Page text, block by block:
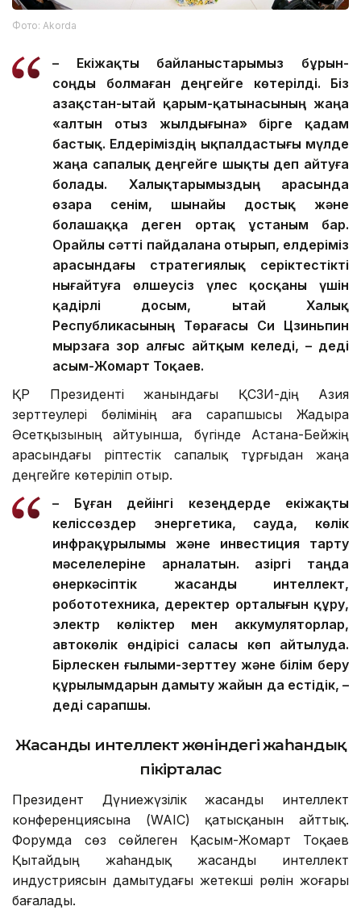
Фото: Аkorda
– Екіжақты байланыстарымыз бұрын-
соңды болмаған деңгейге көтерілді. Біз
Қазақстан-Қытай қарым-қатынасының жаңа
«алтын отыз жылдығына» бірге қадам
бастық. Елдеріміздің ықпалдастығы мүлде
жаңа сапалық деңгейге шықты деп айтуға
болады. Халықтарымыздың арасында
өзара сенім, шынайы достық және
болашаққа деген ортақ ұстаным бар.
Орайлы сәтті пайдалана отырып, елдеріміз
арасындағы стратегиялық серіктестікті
нығайтуға өлшеусіз үлес қосқаны үшін
қадірлі досым, Қытай Халық
Республикасының Төрағасы Си Цзиньпин
мырзаға зор алғыс айтқым келеді, – деді
Қасым-Жомарт Тоқаев.
ҚР Президенті жанындағы ҚСЗИ-дің Азия
зерттеулері бөлімінің аға сарапшысы Жадыра
Әсетқызының айтуынша, бүгінде Астана-Бейжің
арасындағы әріптестік сапалық тұрғыдан жаңа
деңгейге көтеріліп отыр.
– Бұған дейінгі кезеңдерде екіжақты
келіссөздер энергетика, сауда, көлік
инфрақұрылымы және инвестиция тарту
мәселелеріне арналатын. Қазіргі таңда
өнеркәсіптік жасанды интеллект,
робототехника, деректер орталығын құру,
электр көліктер мен аккумуляторлар,
автокөлік өндірісі саласы көп айтылуда.
Бірлескен ғылыми-зерттеу және білім беру
құрылымдарын дамыту жайын да естідік, –
деді сарапшы.
Жасанды интеллект жөніндегі жаһандық
пікірталас
Президент Дүниежүзілік жасанды интеллект
конференциясына (WAIC) қатысқанын айттық.
Форумда сөз сөйлеген Қасым-Жомарт Тоқаев
Қытайдың жаһандық жасанды интеллект
индустриясын дамытудағы жетекші рөлін жоғары
бағалады.